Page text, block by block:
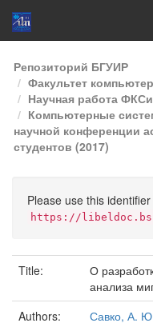
Skip
navigation
Репозиторий БГУИР
Факультет
Научная работа
Компьютерные
научной конференции
студентов (2017)
Please use this
https://
Title:
О
анализа
Authors:
Савко, А.